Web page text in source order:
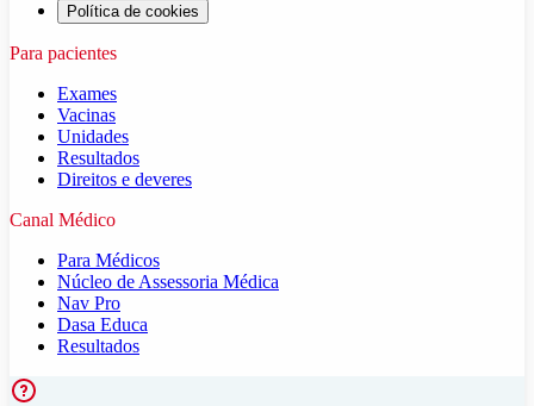
Política de cookies
Para pacientes
Exames
Vacinas
Unidades
Resultados
Direitos e deveres
Canal Médico
Para Médicos
Núcleo de Assessoria Médica
Nav Pro
Dasa Educa
Resultados